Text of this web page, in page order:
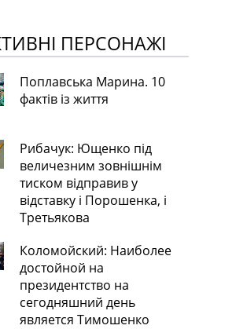
ПЕРСОНАЖІ
Поплавська Марина. 10
фактів із життя
Рибачук: Ющенко під
величезним зовнішнім
тиском відправив у
відставку і Порошенка, і
Третьякова
Коломойский: Наиболее
достойной на
президентство на
сегодняшний день
является Тимошенко